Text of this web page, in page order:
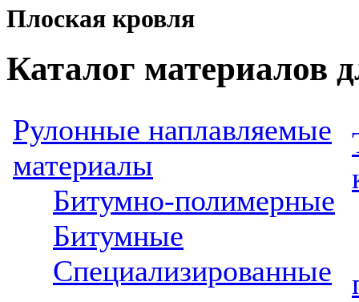
Плоская кровля
Каталог материалов
Рулонные наплавляемые
материалы
Битумно-полимерные
Битумные
Специализированные